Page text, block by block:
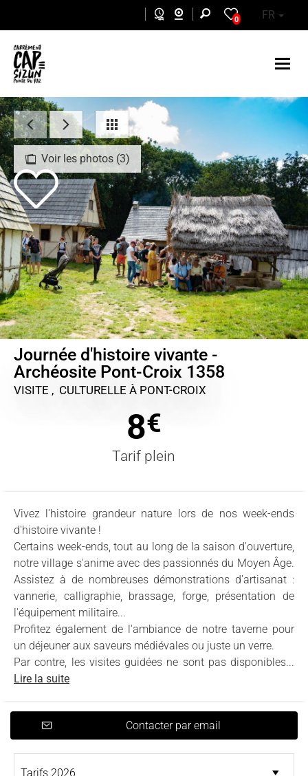
0 FR
Voir les photos (3)
Journée d'histoire vivante -
Archéosite Pont-Croix 1358
VISITE , CULTURELLE À PONT-CROIX
8€
Tarif plein
Vivez l'histoire grandeur nature lors de nos week-ends
d'histoire vivante !
Certains week-ends, tout au long de la saison d'ouverture,
notre village s'anime avec des passionnés du Moyen Âge.
Assistez à de nombreuses démonstrations d'artisanat :
vannerie, calligraphie, brassage, forge, présentation de
l'équipement militaire...
Profitez également de l'ambiance de notre taverne pour
un déjeuner aux saveurs médiévales ou juste un verre.
Par contre, les visites guidées ne sont pas disponibles...
Lire la suite
Contacter par email